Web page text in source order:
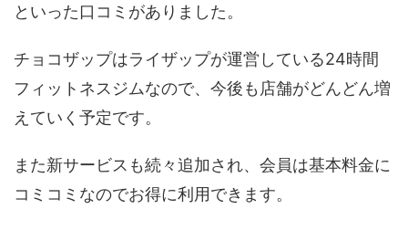
といった口コミがありました。
チョコザップはライザップが運営している24時間
フィットネスジムなので、今後も店舗がどんどん増
えていく予定です。
また新サービスも続々追加され、会員は基本料金に
コミコミなのでお得に利用できます。